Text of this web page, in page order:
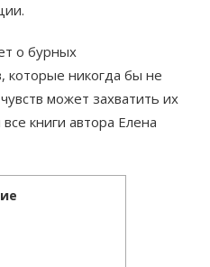
о бурных
которые никогда бы не
может захватить их
книги автора Елена